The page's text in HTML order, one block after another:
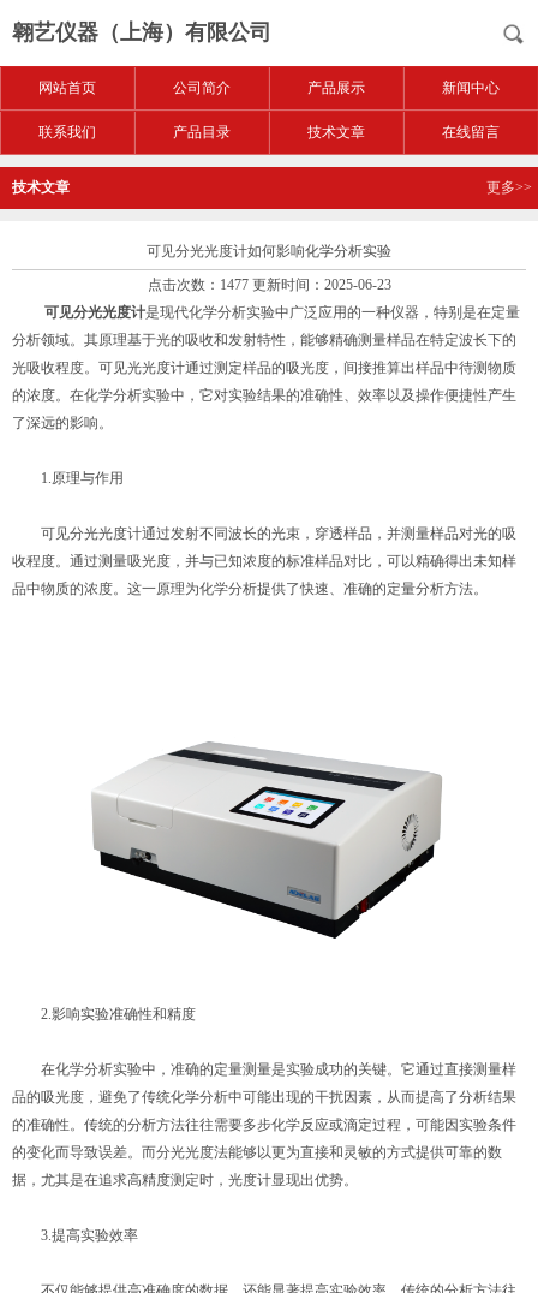
翱艺仪器（上海）有限公司
网站首页 公司简介 产品展示 新闻中心
联系我们 产品目录 技术文章 在线留言
技术文章 更多>>
可见分光光度计如何影响化学分析实验
点击次数：1477 更新时间：2025-06-23
可见分光光度计是现代化学分析实验中广泛应用的一种仪器，特别是在定量
分析领域。其原理基于光的吸收和发射特性，能够精确测量样品在特定波长下的
光吸收程度。可见光光度计通过测定样品的吸光度，间接推算出样品中待测物质
的浓度。在化学分析实验中，它对实验结果的准确性、效率以及操作便捷性产生
了深远的影响。
1.原理与作用
可见分光光度计通过发射不同波长的光束，穿透样品，并测量样品对光的吸
收程度。通过测量吸光度，并与已知浓度的标准样品对比，可以精确得出未知样
品中物质的浓度。这一原理为化学分析提供了快速、准确的定量分析方法。
2.影响实验准确性和精度
在化学分析实验中，准确的定量测量是实验成功的关键。它通过直接测量样
品的吸光度，避免了传统化学分析中可能出现的干扰因素，从而提高了分析结果
的准确性。传统的分析方法往往需要多步化学反应或滴定过程，可能因实验条件
的变化而导致误差。而分光光度法能够以更为直接和灵敏的方式提供可靠的数
据，尤其是在追求高精度测定时，光度计显现出优势。
3.提高实验效率